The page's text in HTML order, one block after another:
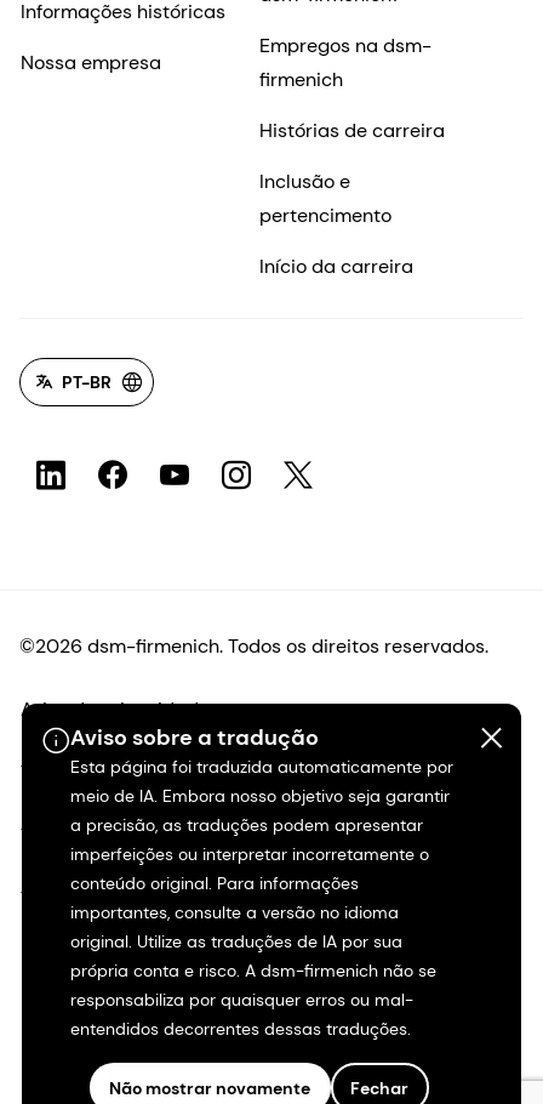
Aviso sobre a tradução
Esta página foi traduzida automaticamente por
meio de IA. Embora nosso objetivo seja garantir
a precisão, as traduções podem apresentar
imperfeições ou interpretar incorretamente o
conteúdo original. Para informações
importantes, consulte a versão no idioma
original. Utilize as traduções de IA por sua
própria conta e risco. A dsm-firmenich não se
responsabiliza por quaisquer erros ou mal-
entendidos decorrentes dessas traduções.
Não mostrar novamente Fechar
Informações históricas
Nossa empresa
Empregos na dsm-
firmenich
Histórias de carreira
Inclusão e
pertencimento
Início da carreira
PT-BR
©2026 dsm-firmenich. Todos os direitos reservados.
Aviso de privacidade
Termos de uso
Termos e condições
Transparência na Califórnia
Declaração de acessibilidade
Informações legais
Mapa do site